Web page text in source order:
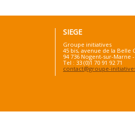
SIEGE
Groupe initiatives
45 bis, avenue de la Belle
94 736 Nogent-sur-Marne
Tel : 33 (0)1 70 91 92 71
contact@groupe-